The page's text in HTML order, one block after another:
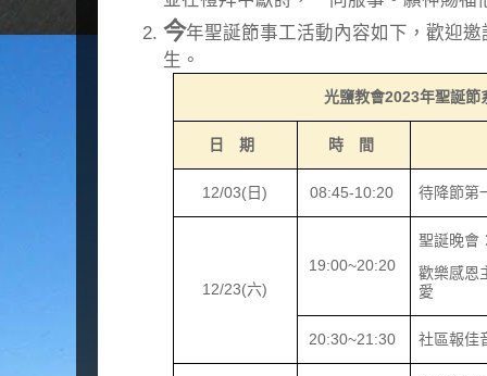
今年聖誕節事工活動內容如下，歡迎
生。
光鹽教會2023年聖誕節
日 期 時 間
12/03(日) 08:45-10:20 待降節第
12/23(六)
19:00~20:20
聖誕晚會
歡樂感恩
愛
20:30~21:30 社區報佳